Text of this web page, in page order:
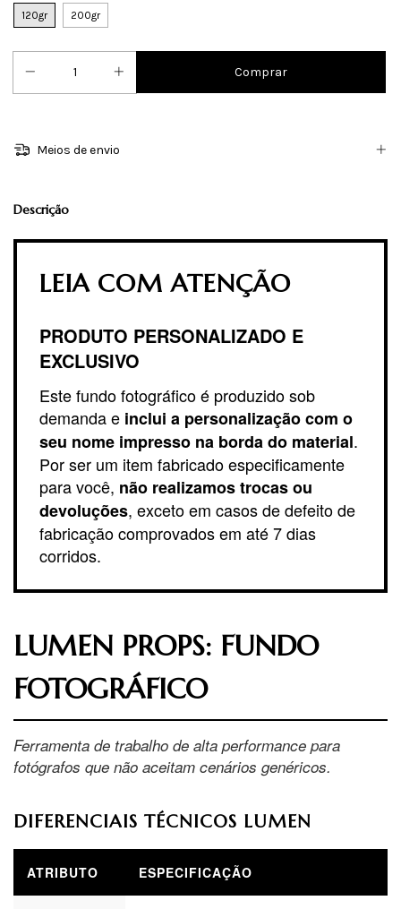
120gr 200gr
Meios de envio
Descrição
LEIA COM ATENÇÃO
PRODUTO PERSONALIZADO E
EXCLUSIVO
Este fundo fotográfico é produzido sob
demanda e inclui a personalização com o
seu nome impresso na borda do material.
Por ser um item fabricado especificamente
para você, não realizamos trocas ou
devoluções, exceto em casos de defeito de
fabricação comprovados em até 7 dias
corridos.
LUMEN PROPS: FUNDO
FOTOGRÁFICO
Ferramenta de trabalho de alta performance para
fotógrafos que não aceitam cenários genéricos.
DIFERENCIAIS TÉCNICOS LUMEN
ATRIBUTO ESPECIFICAÇÃO